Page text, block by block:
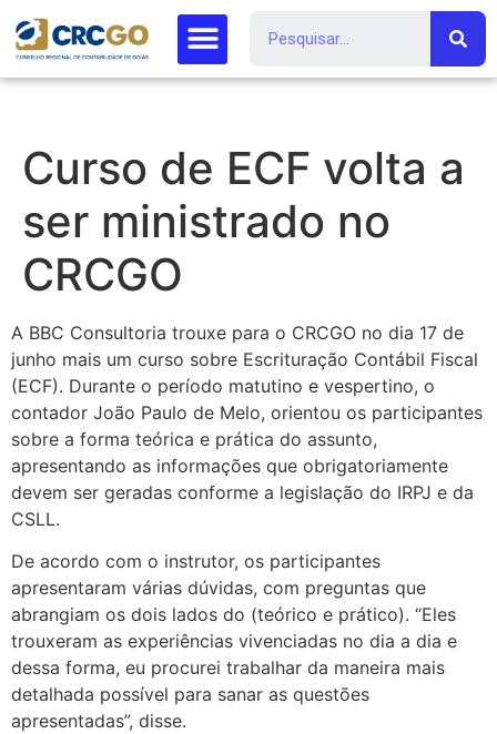
Curso de ECF volta a
ser ministrado no
CRCGO
A BBC Consultoria trouxe para o CRCGO no dia 17 de
junho mais um curso sobre Escrituração Contábil Fiscal
(ECF). Durante o período matutino e vespertino, o
contador João Paulo de Melo, orientou os participantes
sobre a forma teórica e prática do assunto,
apresentando as informações que obrigatoriamente
devem ser geradas conforme a legislação do IRPJ e da
CSLL.
De acordo com o instrutor, os participantes
apresentaram várias dúvidas, com preguntas que
abrangiam os dois lados do (teórico e prático). “Eles
trouxeram as experiências vivenciadas no dia a dia e
dessa forma, eu procurei trabalhar da maneira mais
detalhada possível para sanar as questões
apresentadas”, disse.